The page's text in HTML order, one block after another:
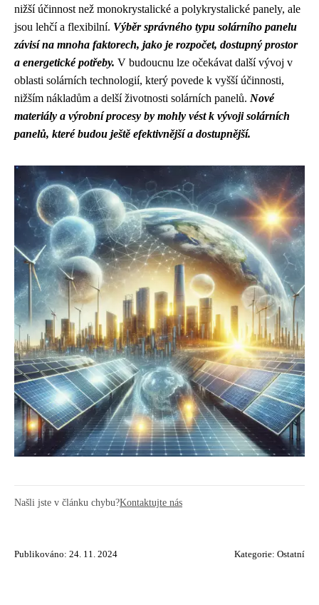
nižší účinnost než monokrystalické a polykrystalické panely, ale
jsou lehčí a flexibilní. Výběr správného typu solárního panelu
závisí na mnoha faktorech, jako je rozpočet, dostupný prostor
a energetické potřeby. V budoucnu lze očekávat další vývoj v
oblasti solárních technologií, který povede k vyšší účinnosti,
nižším nákladům a delší životnosti solárních panelů. Nové
materiály a výrobní procesy by mohly vést k vývoji solárních
panelů, které budou ještě efektivnější a dostupnější.
Našli jste v článku chybu?Kontaktujte nás
Publikováno: 24. 11. 2024 Kategorie: Ostatní